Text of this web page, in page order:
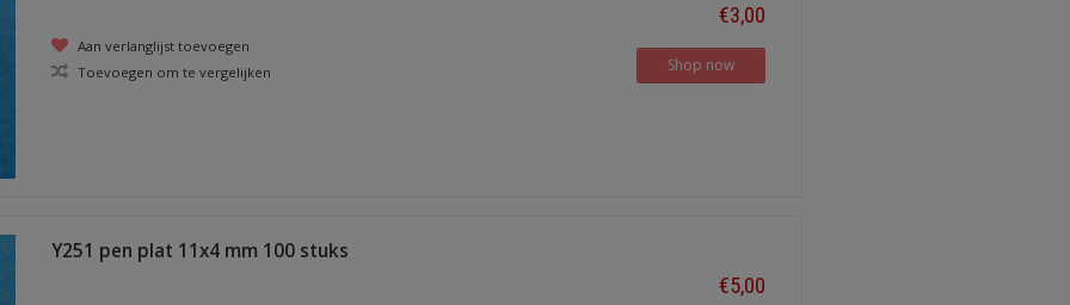
Aan verlanglijst toevoegen
Toevoegen om te vergelijken
€3,00
Shop now
Y251 pen plat 11x4 mm 100 stuks
€5,00